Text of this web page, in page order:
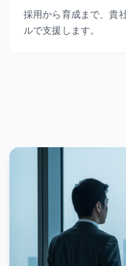
採用から育成まで、貴
ルで支援します。